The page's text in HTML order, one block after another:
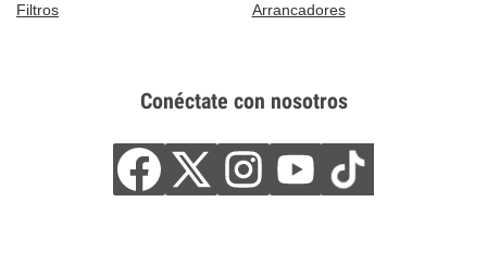
Filtros
Arrancadores
Conéctate con nosotros